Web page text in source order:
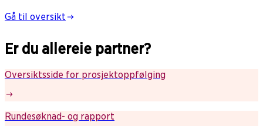
Gå til oversikt
Er du allereie partner?
Oversiktsside for prosjektoppfølging
Rundesøknad- og rapport